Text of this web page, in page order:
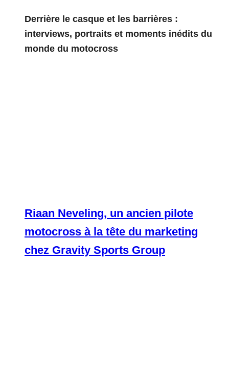
Derrière le casque et les barrières :
interviews, portraits et moments inédits du
monde du motocross
Riaan Neveling, un ancien pilote
motocross à la tête du marketing
chez Gravity Sports Group